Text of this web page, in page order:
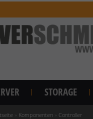
STORAGE
Komponenten Controller